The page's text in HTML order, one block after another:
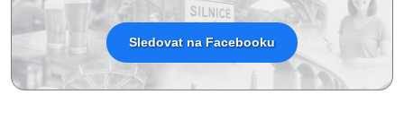
Sledovat na Facebooku